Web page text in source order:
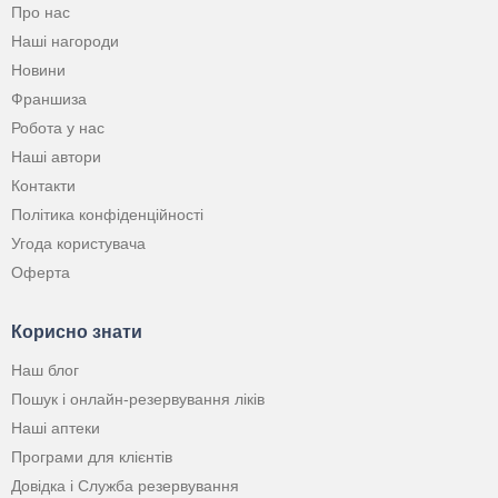
Про нас
Наші нагороди
Новини
Франшиза
Робота у нас
Наші автори
Контакти
Політика конфіденційності
Угода користувача
Оферта
Корисно знати
Наш блог
Пошук і онлайн-резервування ліків
Наші аптеки
Програми для клієнтів
Довідка і Служба резервування